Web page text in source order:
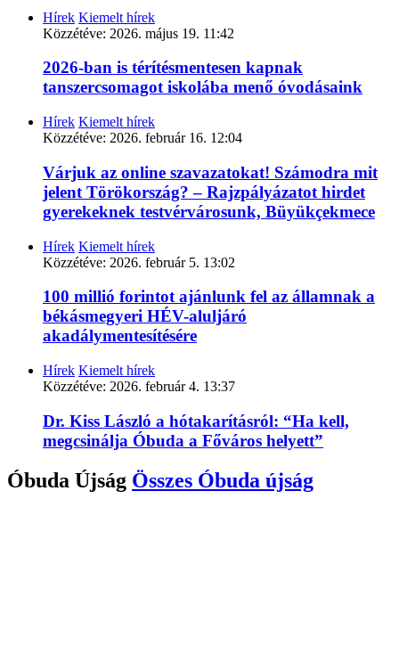
Hírek Kiemelt hírek
Közzétéve: 2026. május 19. 11:42
2026-ban is térítésmentesen kapnak
tanszercsomagot iskolába menő óvodásaink
Hírek Kiemelt hírek
Közzétéve: 2026. február 16. 12:04
Várjuk az online szavazatokat! Számodra mit
jelent Törökország? – Rajzpályázatot hirdet
gyerekeknek testvérvárosunk, Büyükçekmece
Hírek Kiemelt hírek
Közzétéve: 2026. február 5. 13:02
100 millió forintot ajánlunk fel az államnak a
békásmegyeri HÉV-aluljáró
akadálymentesítésére
Hírek Kiemelt hírek
Közzétéve: 2026. február 4. 13:37
Dr. Kiss László a hótakarításról: “Ha kell,
megcsinálja Óbuda a Főváros helyett”
Óbuda Újság Összes Óbuda újság